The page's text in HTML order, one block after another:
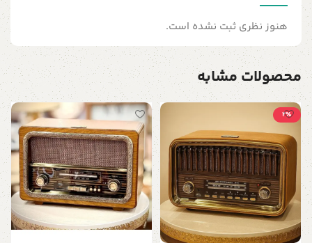
هنوز نظری ثبت نشده است.
محصولات مشابه
2٪